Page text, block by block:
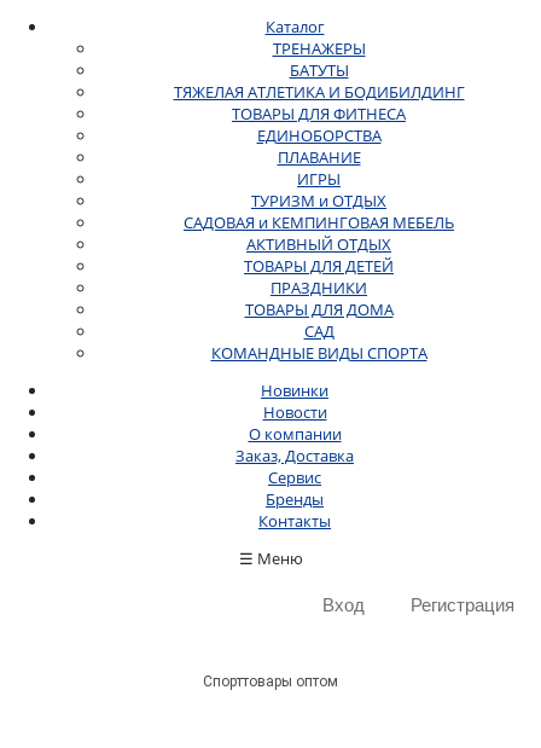
Каталог
ТРЕНАЖЕРЫ
БАТУТЫ
ТЯЖЕЛАЯ АТЛЕТИКА И БОДИБИЛДИНГ
ТОВАРЫ ДЛЯ ФИТНЕСА
ЕДИНОБОРСТВА
ПЛАВАНИЕ
ИГРЫ
ТУРИЗМ и ОТДЫХ
САДОВАЯ и КЕМПИНГОВАЯ МЕБЕЛЬ
АКТИВНЫЙ ОТДЫХ
ТОВАРЫ ДЛЯ ДЕТЕЙ
ПРАЗДНИКИ
ТОВАРЫ ДЛЯ ДОМА
САД
КОМАНДНЫЕ ВИДЫ СПОРТА
Новинки
Новости
О компании
Заказ, Доставка
Сервис
Бренды
Контакты
☰ Меню
Вход Регистрация
Спорттовары оптом